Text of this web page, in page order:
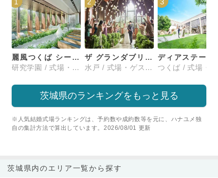
1
麗風つくば シーズンズテラス
研究学園 / 式場・ゲストハウス
2
ザ グランダブリュー 水戸(THE GRANDW MITO）
水戸 / 式場・ゲストハウス
3
茨城県のランキングをもっと見る
※人気結婚式場ランキングは、予約数や成約数等を元に、ハナユメ独
自の集計方法で算出しています。2026/08/01 更新
茨城県内のエリア一覧から探す